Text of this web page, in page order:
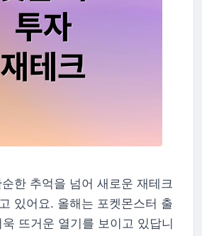
한 추억을 넘어 새로운 재테크
있어요. 올해는 포켓몬스터 출
뜨거운 열기를 보이고 있답니